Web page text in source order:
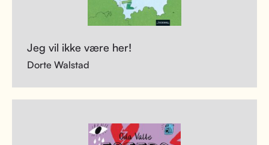
Jeg vil ikke være her!
Dorte Walstad